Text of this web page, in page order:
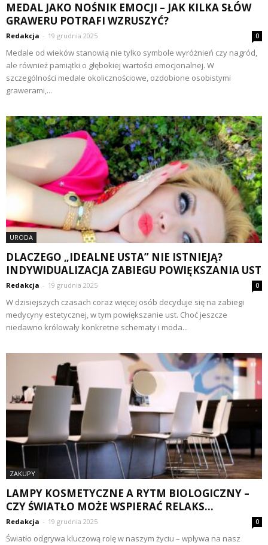
MEDAL JAKO NOŚNIK EMOCJI – JAK KILKA SŁÓW
GRAWERU POTRAFI WZRUSZYĆ?
Redakcja - 19 grudnia 2025 0
Medale od wieków stanowią nie tylko symbole wyróżnień czy nagród,
ale również pamiątki o głębokiej wartości emocjonalnej. W
szczególności medale okolicznościowe, ozdobione osobistymi
grawerami,...
URODA
DLACZEGO „IDEALNE USTA” NIE ISTNIEJĄ?
INDYWIDUALIZACJA ZABIEGU POWIĘKSZANIA UST
Redakcja - 19 grudnia 2025 0
W dzisiejszych czasach coraz więcej osób decyduje się na zabiegi
medycyny estetycznej, w tym powiększanie ust. Choć jeszcze
niedawno królowały konkretne schematy i moda...
ZAKUPY
LAMPY KOSMETYCZNE A RYTM BIOLOGICZNY –
CZY ŚWIATŁO MOŻE WSPIERAĆ RELAKS...
Redakcja - 19 grudnia 2025 0
Światło odgrywa kluczową rolę w naszym życiu – wpływa na nasz